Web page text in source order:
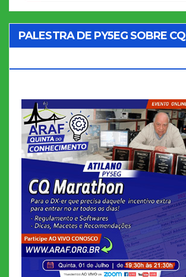
PALESTRA DE PY5EG SOBRE CQ